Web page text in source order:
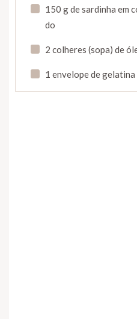
150 g de sardinha em
do
2 colheres (sopa) de
1 envelope de